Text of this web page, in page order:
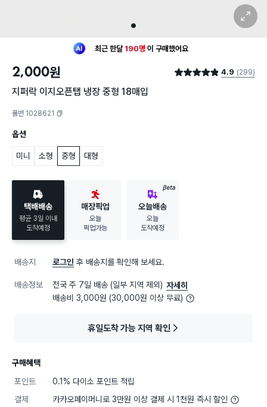
1
확대 보기
최근 한달 190명 이 구매했어요
구매했어요
2,000원 별점 4.9점 4.9 (299)
지퍼락 이지오픈탭 냉장 중형 18매입
품번 1028621
옵션
미니 소형 중형 대형
택배배송
평균 3일 이내
도착예정
매장픽업
오늘
픽업가능
BETA
오늘배송
오늘
도착예정
배송지 로그인 후 배송지를 확인해 보세요.
배송정보 전국 주 7일 배송 (일부 지역 제외) 자세히
배송비 3,000원 (30,000원 이상 무료)
휴일도착 가능 지역 확인
구매혜택
포인트
0.1% 다이소 포인트 적립
결제
카카오페이머니로 3만원 이상 결제 시 1천원 즉시 할인